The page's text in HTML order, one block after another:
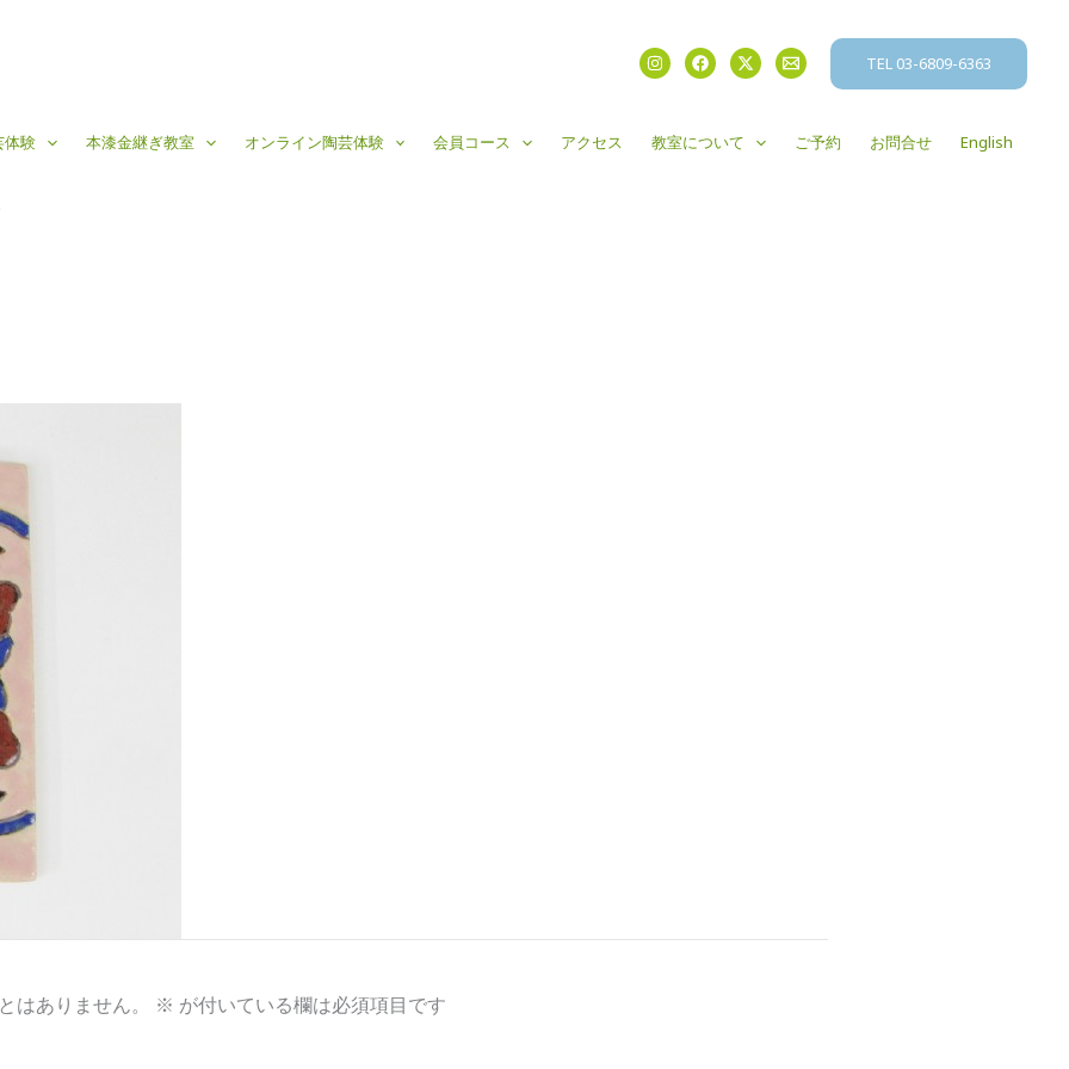
TEL 03-6809-6363
体験 本漆金継ぎ教室 オンライン陶芸体験 会員コース アクセス 教室について ご予約 お問合せ English
はありません。 ※ が付いている欄は必須項目です